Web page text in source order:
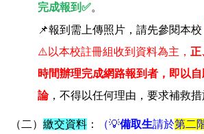
完成報到✅。
📌報到需上傳照片，請先參閱本校
⚠️ 以本校註冊組收到資料為主， 正
時間辦理完成網路報到者，即以
論，不得以任何理由，要求補救措
（二） 繳交資料 ： （💡備取生請於第二